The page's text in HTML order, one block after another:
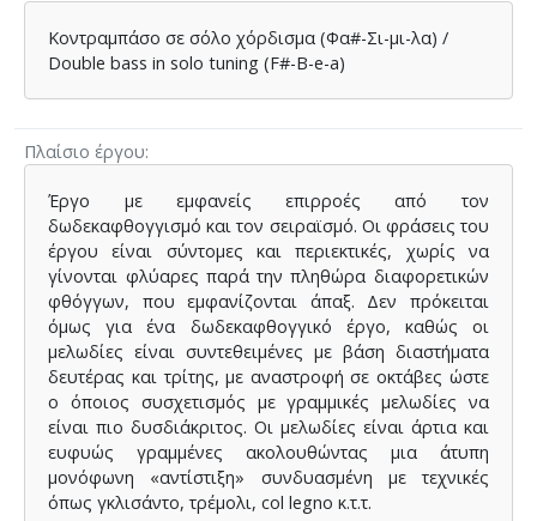
Κοντραμπάσο σε σόλο χόρδισμα (Φα#-Σι-μι-λα) /
Double bass in solo tuning (F#-B-e-a)
Πλαίσιο έργου
Έργο με εμφανείς επιρροές από τον
δωδεκαφθογγισμό και τον σειραϊσμό. Οι φράσεις του
έργου είναι σύντομες και περιεκτικές, χωρίς να
γίνονται φλύαρες παρά την πληθώρα διαφορετικών
φθόγγων, που εμφανίζονται άπαξ. Δεν πρόκειται
όμως για ένα δωδεκαφθογγικό έργο, καθώς οι
μελωδίες είναι συντεθειμένες με βάση διαστήματα
δευτέρας και τρίτης, με αναστροφή σε οκτάβες ώστε
ο όποιος συσχετισμός με γραμμικές μελωδίες να
είναι πιο δυσδιάκριτος. Οι μελωδίες είναι άρτια και
ευφυώς γραμμένες ακολουθώντας μια άτυπη
μονόφωνη «αντίστιξη» συνδυασμένη με τεχνικές
όπως γκλισάντο, τρέμολι, col legno κ.τ.τ.